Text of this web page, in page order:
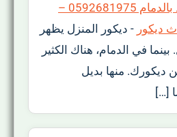
معلم بديل الشيبورد بالدمام 0592681975 –
ديكور - ديكور المنزل يظهر
في الدمام، هناك الكثير
ديكورك. منها بديل
[…]